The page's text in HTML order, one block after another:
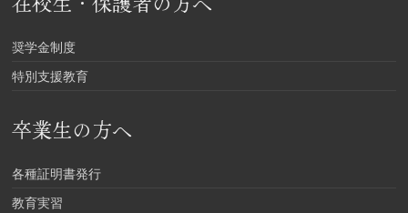
奨学金制度
特別支援教育
卒業生の方へ
各種証明書発行
教育実習